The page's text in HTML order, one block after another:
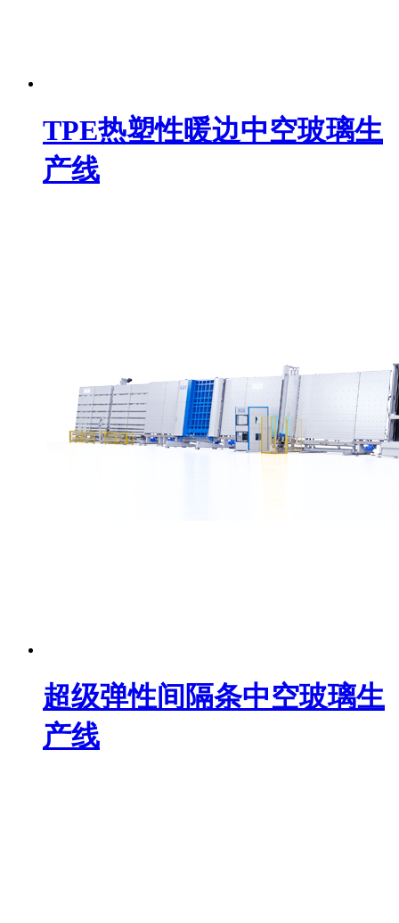
TPE热塑性暖边中空玻璃生
产线
超级弹性间隔条中空玻璃生
产线